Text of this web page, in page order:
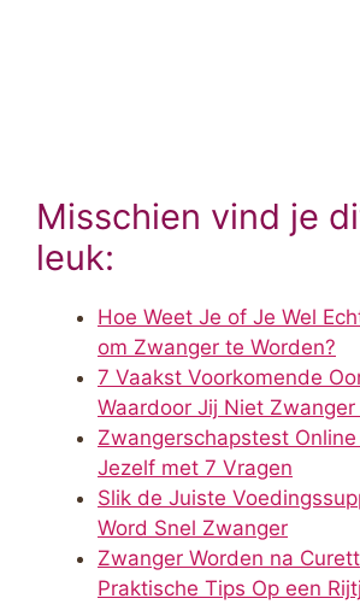
Misschien vind je
leuk:
Hoe Weet Je of Je Wel
om Zwanger te Worden?
7 Vaakst Voorkomende
Waardoor Jij Niet
Zwangerschapstest
Jezelf met 7 Vragen
Slik de Juiste
Word Snel Zwanger
Zwanger Worden na
Praktische Tips Op een